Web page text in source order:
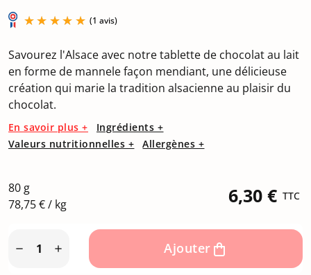
Savourez l'Alsace avec notre tablette de chocolat au lait
en forme de mannele façon mendiant, une délicieuse
création qui marie la tradition alsacienne au plaisir du
chocolat.
En savoir plus +
Ingrédients +
Valeurs nutritionnelles +
Allergènes +
80 g
78,75 € / kg
6,30 € TTC
  Ajouter